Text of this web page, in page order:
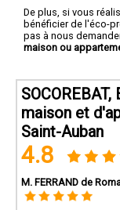
De plus, si vous
bénéficier de l'éco-
pas à nous
maison ou
maison et
Saint-Auban
4.8
M. FERRAND de